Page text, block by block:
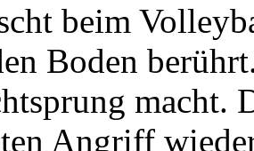
beim
Boden
macht.
Angriff